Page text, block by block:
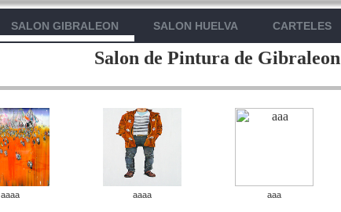
SALON GIBRALEON SALON HUELVA CARTELES
Salon de Pintura de Gibraleon
aaaa aaaa aaa